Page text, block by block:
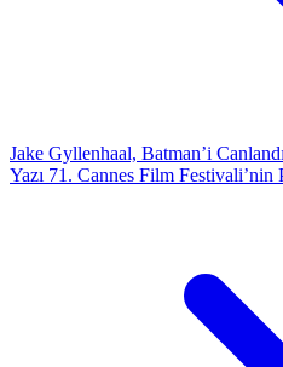
Jake Gyllenhaal, Batman’i
Yazı 71. Cannes Film Festivali’nin